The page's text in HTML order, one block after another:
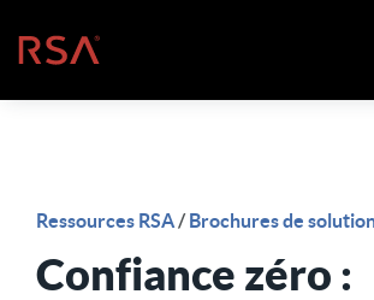
Accueil
Ressources RSA/Brochures de
Confiance zéro :